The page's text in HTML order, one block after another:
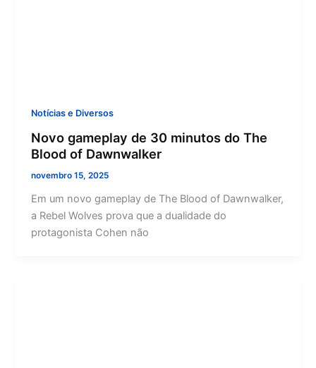
Notícias e Diversos
Novo gameplay de 30 minutos do The
Blood of Dawnwalker
novembro 15, 2025
Em um novo gameplay de The Blood of Dawnwalker,
a Rebel Wolves prova que a dualidade do
protagonista Cohen não